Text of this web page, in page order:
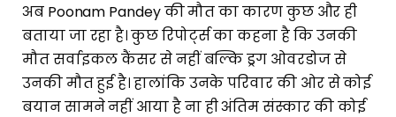
अब Poonam Pandey की मौत का कारण कुछ और ही
बताया जा रहा है। कुछ रिपोर्ट्स का कहना है कि उनकी
मौत सर्वाइकल कैंसर से नहीं बल्कि ड्रग ओवरडोज से
उनकी मौत हुई है। हालांकि उनके परिवार की ओर से कोई
बयान सामने नहीं आया है ना ही अंतिम संस्कार की कोई